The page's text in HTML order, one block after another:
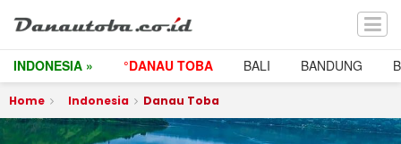
INDONESIA » °DANAU TOBA BALI BANDUNG
Home Indonesia Danau Toba